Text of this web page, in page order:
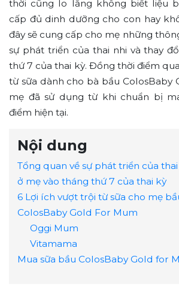
thời cũng lo lắng không biết liệu
cấp đủ dinh dưỡng cho con hay
đây sẽ cung cấp cho mẹ những
sự phát triển của thai nhi và thay
thứ 7 của thai kỳ. Đồng thời điểm
từ sữa dành cho bà bầu ColosBaby
mẹ đã sử dụng từ khi chuẩn bị
điểm hiện tại.
Nội dung
Tổng quan về sự phát triển của
ở mẹ vào tháng thứ 7 của thai kỳ
6 Lợi ích vượt trội từ sữa cho mẹ
ColosBaby Gold For Mum
Oggi Mum
Vitamama
Mua sữa bầu ColosBaby Gold for